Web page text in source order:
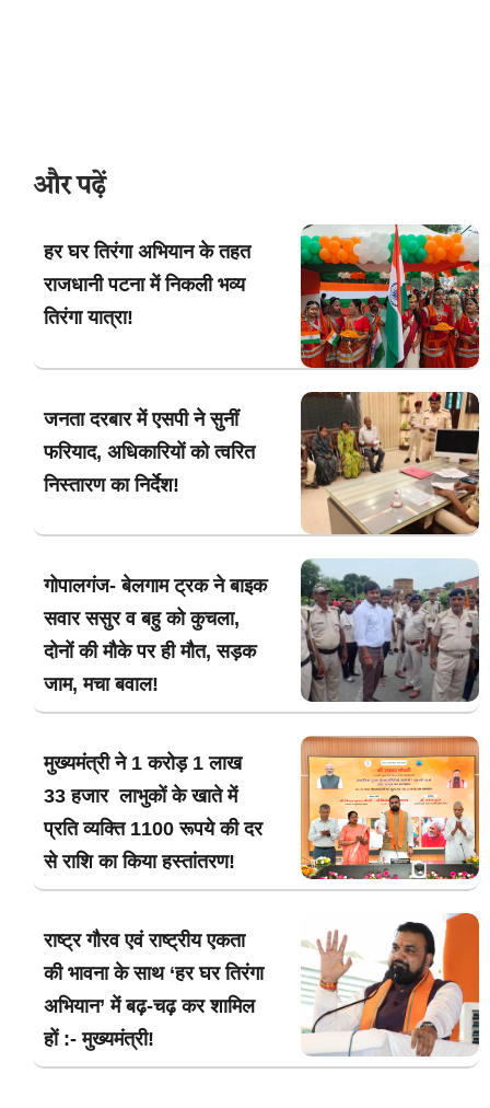
और पढ़ें
हर घर तिरंगा अभियान के तहत
राजधानी पटना में निकली भव्य
तिरंगा यात्रा!
जनता दरबार में एसपी ने सुनीं
फरियाद, अधिकारियों को त्वरित
निस्तारण का निर्देश!
गोपालगंज- बेलगाम ट्रक ने बाइक
सवार ससुर व बहु को कुचला,
दोनों की मौके पर ही मौत, सड़क
जाम, मचा बवाल!
मुख्यमंत्री ने 1 करोड़ 1 लाख
33 हजार लाभुकों के खाते में
प्रति व्यक्ति 1100 रूपये की दर
से राशि का किया हस्तांतरण!
राष्ट्र गौरव एवं राष्ट्रीय एकता
की भावना के साथ ‘हर घर तिरंगा
अभियान’ में बढ़-चढ़ कर शामिल
हों :- मुख्यमंत्री!